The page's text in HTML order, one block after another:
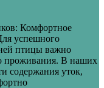
Комфортное
успешного
птицы важно
проживания. В наших
содержания уток,